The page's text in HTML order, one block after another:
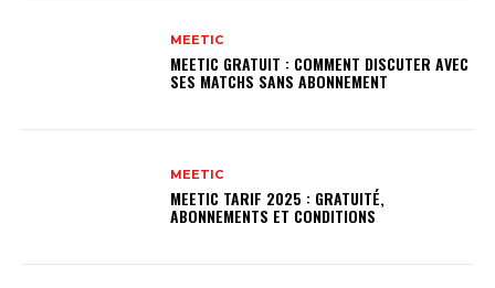
MEETIC
MEETIC GRATUIT : COMMENT DISCUTER AVEC
SES MATCHS SANS ABONNEMENT
MEETIC
MEETIC TARIF 2025 : GRATUITÉ,
ABONNEMENTS ET CONDITIONS